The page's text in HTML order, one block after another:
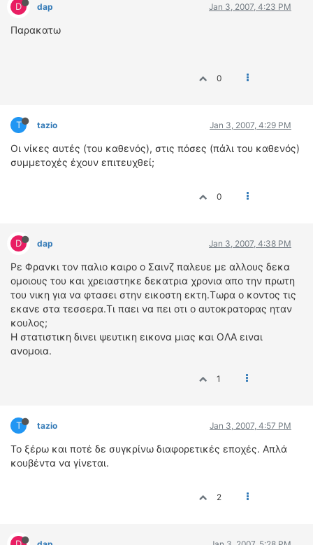
D dap Jan 3, 2007, 4:23 PM
Παρακατω
0
T tazio Jan 3, 2007, 4:29 PM
Οι νίκες αυτές (του καθενός), στις πόσες (πάλι του καθενός)
συμμετοχές έχουν επιτευχθεί;
0
D dap Jan 3, 2007, 4:38 PM
Ρε Φρανκι τον παλιο καιρο ο Σαινζ παλευε με αλλους δεκα
ομοιους του και χρειαστηκε δεκατρια χρονια απο την πρωτη
του νικη για να φτασει στην εικοστη εκτη.Τωρα ο κοντος τις
εκανε στα τεσσερα.Τι παει να πει οτι ο αυτοκρατορας ηταν
κουλος;
Η στατιστικη δινει ψευτικη εικονα μιας και ΟΛΑ ειναι
ανομοια.
1
T tazio Jan 3, 2007, 4:57 PM
Το ξέρω και ποτέ δε συγκρίνω διαφορετικές εποχές. Απλά
κουβέντα να γίνεται.
2
4T CLASSIC
ΜΟΝΤΕΛΑ
ΑΓΟΡΑ
ΠΩΛΗΣΕΙΣ
ΠΡΟΣΦΟΡΕΣ
ΟΔΗΓΟΥΜΕ
ΑΓΩΝΕΣ
CLASSIC
ΑΡΧΕΙΟ ΤΕΥΧΩΝ